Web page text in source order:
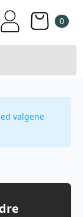
0
valgene